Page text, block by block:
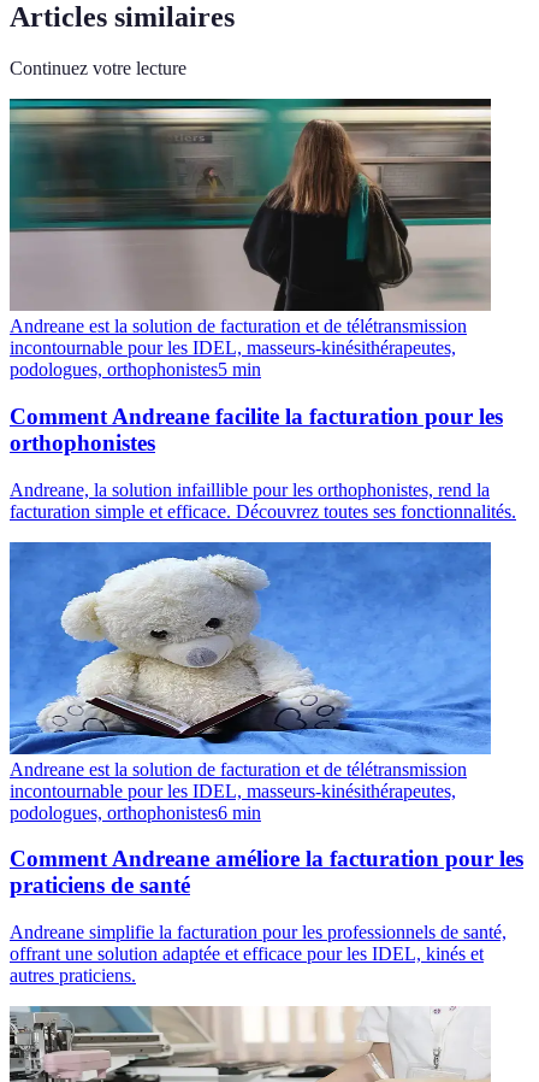
Articles similaires
Continuez votre lecture
Andreane est la solution de facturation et de télétransmission
incontournable pour les IDEL, masseurs-kinésithérapeutes,
podologues, orthophonistes5 min
Comment Andreane facilite la facturation pour les
orthophonistes
Andreane, la solution infaillible pour les orthophonistes, rend la
facturation simple et efficace. Découvrez toutes ses fonctionnalités.
Andreane est la solution de facturation et de télétransmission
incontournable pour les IDEL, masseurs-kinésithérapeutes,
podologues, orthophonistes6 min
Comment Andreane améliore la facturation pour les
praticiens de santé
Andreane simplifie la facturation pour les professionnels de santé,
offrant une solution adaptée et efficace pour les IDEL, kinés et
autres praticiens.